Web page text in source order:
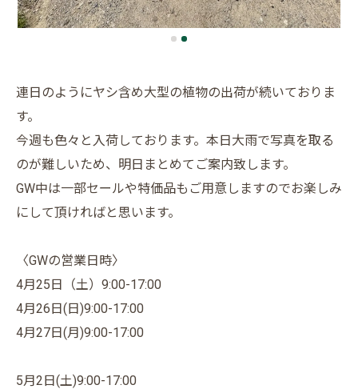
連日のようにヤシ含め大型の植物の出荷が続いておりま
す。
今週も色々と入荷しております。本日大雨で写真を取る
のが難しいため、明日まとめてご案内致します。
GW中は一部セールや特価品もご用意しますのでお楽しみ
にして頂ければと思います。
〈GWの営業日時〉
4月25日（土）9:00-17:00
4月26日(日)9:00-17:00
4月27日(月)9:00-17:00
5月2日(土)9:00-17:00